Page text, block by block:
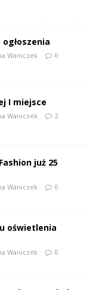
ogłoszenia
Waniczek 0
I miejsce
Waniczek 2
już 25
Waniczek 0
oświetlenia
Waniczek 0